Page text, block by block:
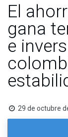
El
gana
e
29 de octubre